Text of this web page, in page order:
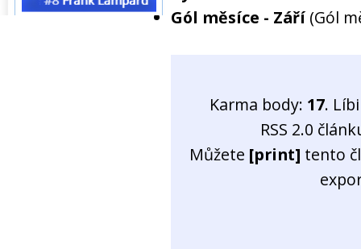
Gól měsíce - Září (Gól
Karma body: 17.
RSS 2.0
Můžete [print] tento